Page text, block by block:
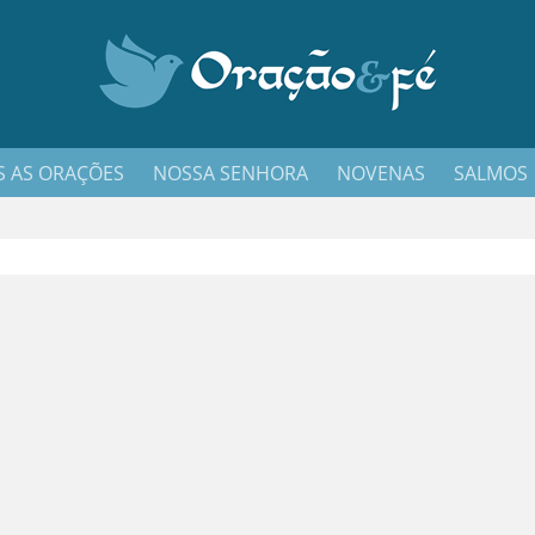
AS ORAÇÕES NOSSA SENHORA NOVENAS SALMOS